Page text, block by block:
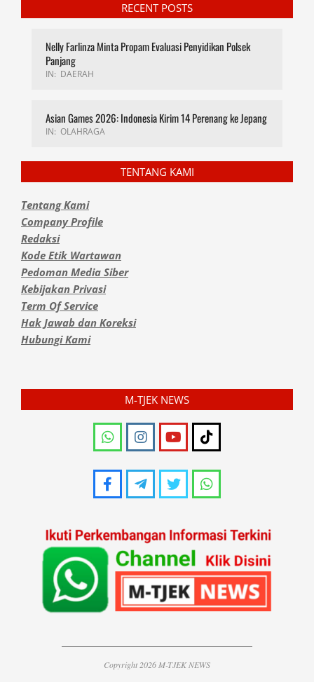
RECENT POSTS
Nelly Farlinza Minta Propam Evaluasi Penyidikan Polsek
Panjang
IN: DAERAH
Asian Games 2026: Indonesia Kirim 14 Perenang ke Jepang
IN: OLAHRAGA
TENTANG KAMI
Tentang Kami
Company Profile
Redaksi
Kode Etik Wartawan
Pedoman Media Siber
Kebijakan Privasi
Term Of Service
Hak Jawab dan Koreksi
Hubungi Kami
M-TJEK NEWS
Copyright 2026 M-TJEK NEWS